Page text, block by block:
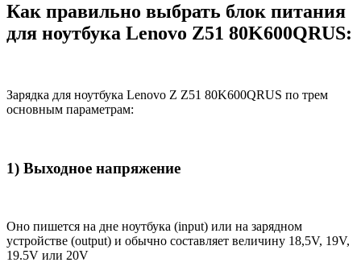
Как правильно выбрать блок питания
для ноутбука Lenovo Z51 80K600QRUS:
Зарядка для ноутбука Lenovo Z Z51 80K600QRUS по трем
основным параметрам:
1) Выходное напряжение
Оно пишется на дне ноутбука (input) или на зарядном
устройстве (output) и обычно составляет величину 18,5V, 19V,
19.5V или 20V